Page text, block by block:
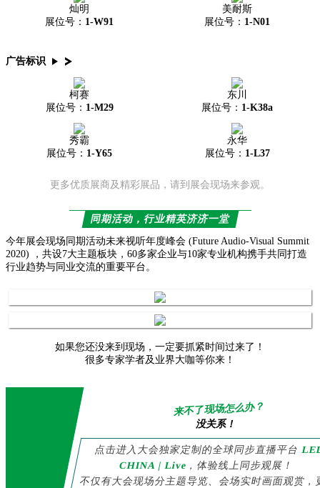
灿明
展位号： 1-W91
美耐斯
展位号： 1-N01
广告标识
柯赛
展位号： 1-M29
东川
展位号： 1-K38a
秀霸
展位号： 1-Y65
永华
展位号： 1-L37
更多优质展商及精彩展品，请到展会现场来参观。
同期活动，行业精英济济一堂
今年展会现场同期活动未来视听年度峰会 (Future Audio-Visual Summit
2020) ，共设7大主题板块，60多家企业与10家专业机构携手共同打造
行业趋势与同业交流的重要平台。
如果您还没来到现场，一定要抓紧时间过来了！
很多专家学者及业界大咖等你来！
来不了现场怎么办？
没关系！
点击进入大会独家定制的全球同步直播平台
CHINA | Live，体验线上同步观展！
不仅有大会现场分主题导览、会场实时画面观赏，